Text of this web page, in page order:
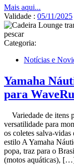
Mais aqui...
Validade : 05/11/2025
Categoria:
Notícias e
Yamaha
para
Variedade de itens
versatilidade para
os coletes salva-
estilo A Yamaha
popa, traz para o
(motos aquáticas),